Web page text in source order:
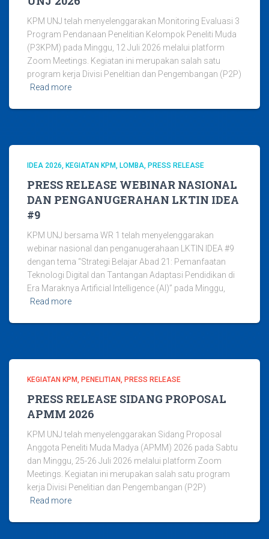
KPM UNJ telah menyelenggarakan Monitoring Evaluasi 3
Program Pendanaan Penelitian Kelompok Peneliti Muda
(P3KPM) pada Minggu, 12 Juli 2026 melalui platform
Zoom Meetings. Kegiatan ini merupakan salah satu
program kerja Divisi Penelitian dan Pengembangan (P2P)
Read more
IDEA 2026 KEGIATAN KPM LOMBA PRESS RELEASE
PRESS RELEASE WEBINAR NASIONAL
DAN PENGANUGERAHAN LKTIN IDEA
#9
KPM UNJ bersama WR 1 telah menyelenggarakan
webinar nasional dan penganugerahaan LKTIN IDEA #9
dengan tema “Strategi Belajar Abad 21: Pemanfaatan
Teknologi Digital dan Tantangan Adaptasi Pendidikan di
Era Maraknya Artificial Intelligence (AI)” pada Minggu,
Read more
KEGIATAN KPM PENELITIAN PRESS RELEASE
PRESS RELEASE SIDANG PROPOSAL
APMM 2026
KPM UNJ telah menyelenggarakan Sidang Proposal
Anggota Peneliti Muda Madya (APMM) 2026 pada Sabtu
dan Minggu, 25-26 Juli 2026 melalui platform Zoom
Meetings. Kegiatan ini merupakan salah satu program
kerja Divisi Penelitian dan Pengembangan (P2P)
Read more